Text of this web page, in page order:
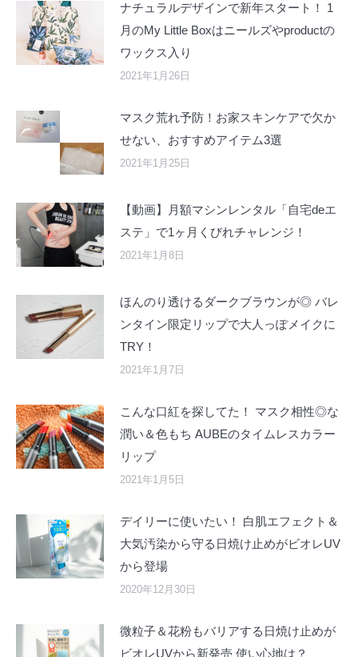
ナチュラルデザインで新年スタート！ 1
月のMy Little Boxはニールズやproductの
ワックス入り
2021年1月26日
マスク荒れ予防！お家スキンケアで欠か
せない、おすすめアイテム3選
2021年1月25日
【動画】月額マシンレンタル「自宅deエ
ステ」で1ヶ月くびれチャレンジ！
2021年1月8日
ほんのり透けるダークブラウンが◎ バレ
ンタイン限定リップで大人っぽメイクに
TRY！
2021年1月7日
こんな口紅を探してた！ マスク相性◎な
潤い＆色もち AUBEのタイムレスカラー
リップ
2021年1月5日
デイリーに使いたい！ 白肌エフェクト＆
大気汚染から守る日焼け止めがビオレUV
から登場
2020年12月30日
微粒子＆花粉もバリアする日焼け止めが
ビオレUVから新発売 使い心地は？